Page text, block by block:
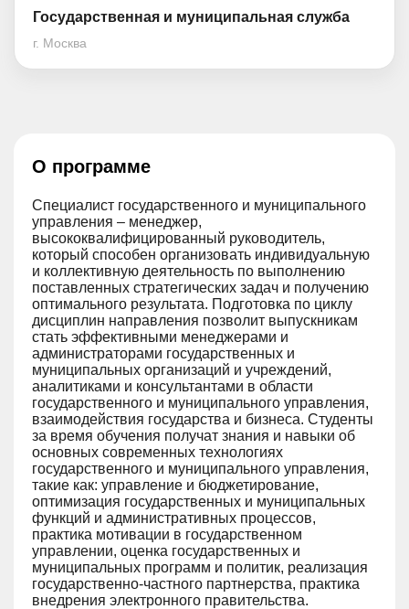
Государственная и муниципальная служба
г. Москва
О программе
Специалист государственного и муниципального
управления – менеджер,
высококвалифицированный руководитель,
который способен организовать индивидуальную
и коллективную деятельность по выполнению
поставленных стратегических задач и получению
оптимального результата. Подготовка по циклу
дисциплин направления позволит выпускникам
стать эффективными менеджерами и
администраторами государственных и
муниципальных организаций и учреждений,
аналитиками и консультантами в области
государственного и муниципального управления,
взаимодействия государства и бизнеса. Студенты
за время обучения получат знания и навыки об
основных современных технологиях
государственного и муниципального управления,
такие как: управление и бюджетирование,
оптимизация государственных и муниципальных
функций и административных процессов,
практика мотивации в государственном
управлении, оценка государственных и
муниципальных программ и политик, реализация
государственно-частного партнерства, практика
внедрения электронного правительства.